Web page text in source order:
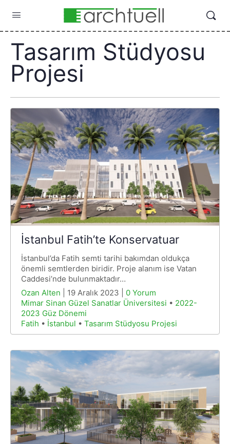
Tasarım Stüdyosu
Projesi
İstanbul Fatih’te Konservatuar
İstanbul’da Fatih semti tarihi bakımdan oldukça
önemli semtlerden biridir. Proje alanım ise Vatan
Caddesi’nde bulunmaktadır…
Ozan Alten | 19 Aralık 2023 | 0 Yorum
Mimar Sinan Güzel Sanatlar Üniversitesi • 2022-
2023 Güz Dönemi
Fatih • İstanbul • Tasarım Stüdyosu Projesi